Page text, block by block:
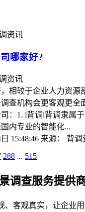
资讯
哪家好?
资讯
相较于企业人力资源
查机构会更客观更全
：1. i背调i背调隶属
内专业的智能化...
15:48:46 来源： 背调
288 ... 515
调查服务提供
、客观真实，让企业